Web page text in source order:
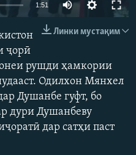
1:51
Линки мустақим
ҷорӣ
рушди ҳамкории
Одилхон Мянхел
Душанбе гуфт, бо
дури Душанбеву
дар сатҳи паст